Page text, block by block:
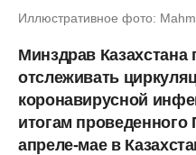
Иллюстративное фото:
Минздрав Казахстана
отслеживать
коронавирусной
итогам проведенного
апреле-мае в